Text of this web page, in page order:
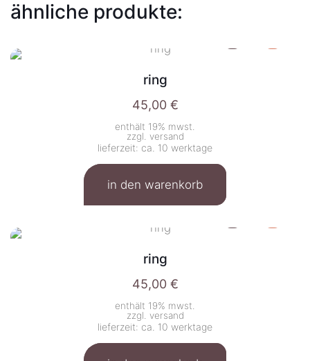
ähnliche produkte:
ring
45,00 €
enthält 19% mwst.
zzgl. versand
lieferzeit: ca. 10 werktage
in den warenkorb
ring
45,00 €
enthält 19% mwst.
zzgl. versand
lieferzeit: ca. 10 werktage